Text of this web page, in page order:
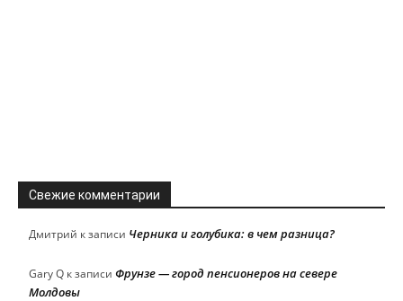
Свежие комментарии
Дмитрий к записи Черника и голубика: в чем разница?
Gary Q к записи Фрунзе — город пенсионеров на севере
Молдовы